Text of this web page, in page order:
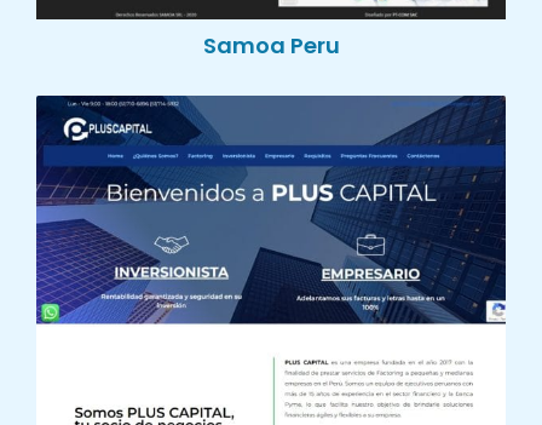
Samoa Peru